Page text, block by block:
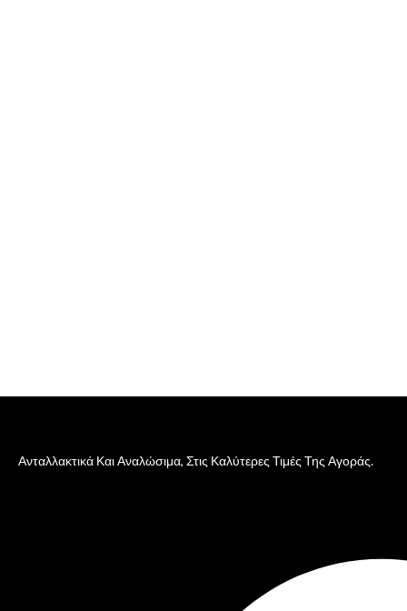
Ανταλλακτικά Και Αναλώσιμα, Στις Καλύτερες Τιμές Της Αγοράς.